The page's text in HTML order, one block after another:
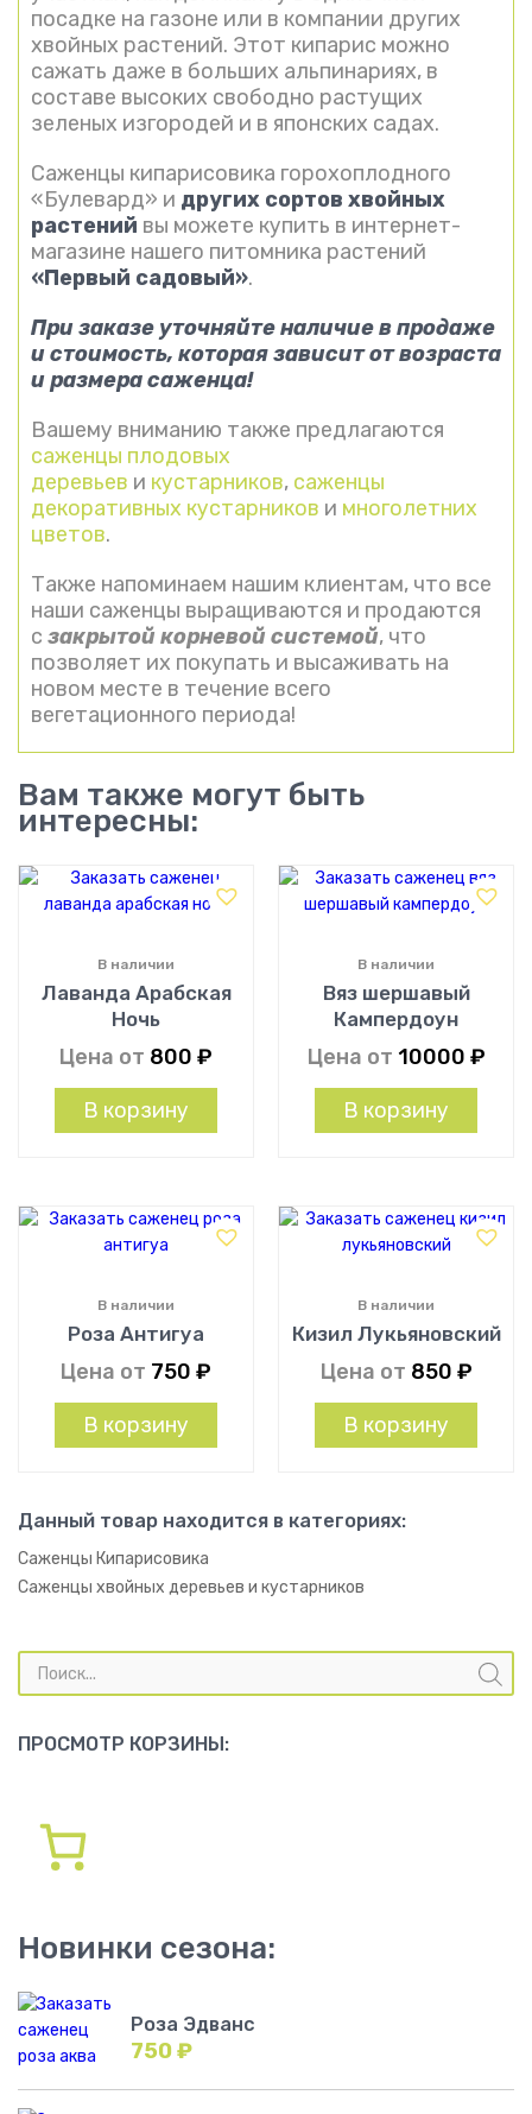
посадке на газоне или в компании других
хвойных растений. Этот кипарис можно
сажать даже в больших альпинариях, в
составе высоких свободно растущих
зеленых изгородей и в японских садах.
Саженцы кипарисовика горохоплодного
«Булевард» и других сортов хвойных
растений вы можете купить в интернет-
магазине нашего питомника растений
«Первый садовый».
При заказе уточняйте наличие в продаже
и стоимость, которая зависит от возраста
и размера саженца!
Вашему вниманию также предлагаются
саженцы плодовых
деревьев и кустарников, саженцы
декоративных кустарников и многолетних
цветов.
Также напоминаем нашим клиентам, что все
наши саженцы выращиваются и продаются
с закрытой корневой системой, что
позволяет их покупать и высаживать на
новом месте в течение всего
вегетационного периода!
Вам также могут быть
интересны:
Лаванда Арабская
Ночь
В наличии
Цена от 800 ₽
В корзину
Вяз шершавый
Кампердоун
В наличии
Цена от 10000 ₽
В корзину
Роза Антигуа
В наличии
Цена от 750 ₽
В корзину
Кизил Лукьяновский
В наличии
Цена от 850 ₽
В корзину
Данный товар находится в категориях:
Саженцы Кипарисовика
Саженцы хвойных деревьев и кустарников
Поиск
товаров
ПРОСМОТР КОРЗИНЫ:
Новинки сезона:
Роза Эдванс
750₽